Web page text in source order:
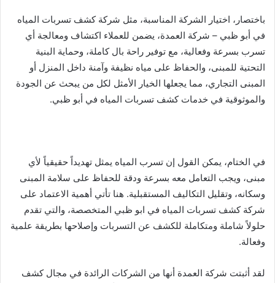
باختصار، اختيار الشركة المناسبة، مثل شركة كشف تسربات المياه
في أبو ظبي – شركة العمدة، يضمن للعملاء اكتشاف ومعالجة أي
تسرب بسرعة وفعالية، مع توفير راحة بال كاملة، وحماية البنية
التحتية للمبنى، والحفاظ على مياه نظيفة وآمنة داخل المنزل أو
المبنى التجاري، مما يجعلها الخيار الأمثل لكل من يبحث عن الجودة
والموثوقية في خدمات كشف تسربات المياه في أبو ظبي.
في الختام، يمكن القول إن تسرب المياه يمثل تهديداً حقيقياً لأي
مبنى، ويجب التعامل معه بسرعة ودقة للحفاظ على سلامة المبنى
وسكانه، وتقليل التكاليف المستقبلية. هنا تأتي أهمية الاعتماد على
شركة كشف تسربات المياه في ابو ظبي المتخصصة، والتي تقدم
حلولاً شاملة ومتكاملة للكشف عن التسربات وإصلاحها بطريقة علمية
وفعالة.
لقد أثبتت شركة العمدة أنها من الشركات الرائدة في مجال كشف